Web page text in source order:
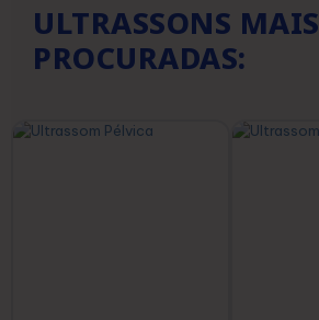
ULTRASSONS MAIS
PROCURADAS: